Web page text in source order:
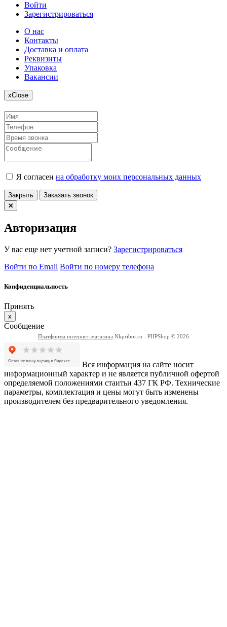
Войти
Зарегистрироваться
О нас
Контакты
Доставка и оплата
Реквизиты
Упаковка
Вакансии
xClose
Я согласен на обработку моих персональных данных
Закрыть Заказать звонок
Авторизация
У вас еще нет учетной записи? Зарегистрироваться
Войти по Email Войти по номеру телефона
Конфиденциальность
Принять
x
Сообщение
Платформа интернет-магазина Nkpribor.ru - PHPShop © 2026
Вся информация на сайте носит
информационный характер и не является публичной офертой
определяемой положениями стаитьи 437 ГК РФ. Технические
параметры, комплектация и цены могут быть изменены
производителем без предварительного уведомления.